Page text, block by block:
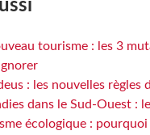
tourisme : les 3
: les nouvelles règles
dans le Sud-Ouest :
écologique :